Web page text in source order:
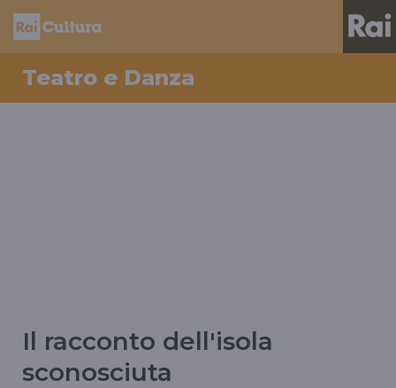
Teatro e Danza
Il racconto dell'isola
sconosciuta